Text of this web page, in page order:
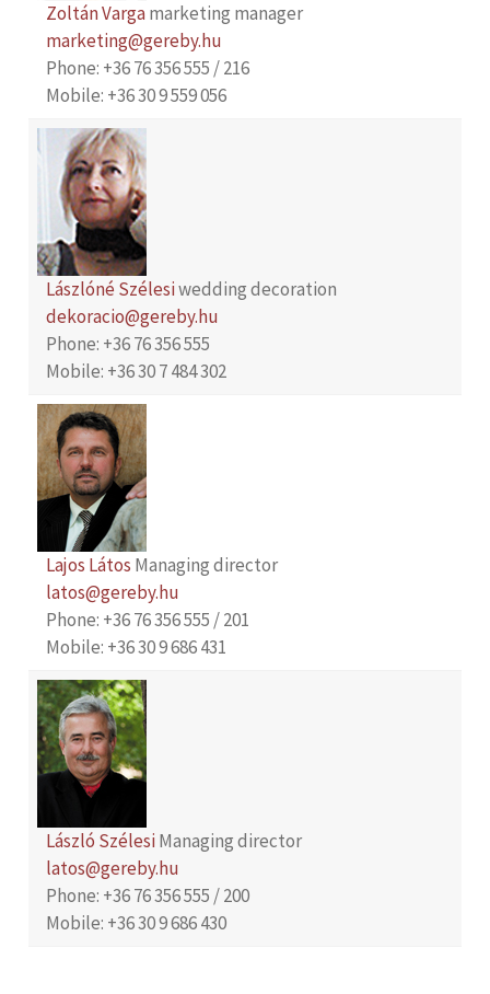
Zoltán Vargamarketing manager
marketing@gereby.hu
Phone: +36 76 356 555 / 216
Mobile: +36 30 9 559 056
Lászlóné Szélesiwedding decoration
dekoracio@gereby.hu
Phone: +36 76 356 555
Mobile: +36 30 7 484 302
Lajos Látos Managing director
latos@gereby.hu
Phone: +36 76 356 555 / 201
Mobile: +36 30 9 686 431
László SzélesiManaging director
latos@gereby.hu
Phone: +36 76 356 555 / 200
Mobile: +36 30 9 686 430